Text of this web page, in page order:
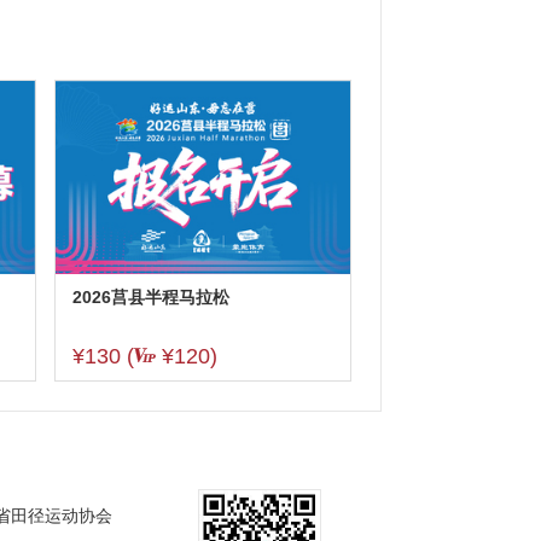
2026莒县半程马拉松
¥130 ( ¥120)
田径运动协会